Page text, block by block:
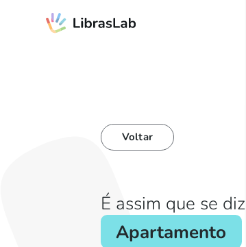
Voltar
É assim que se diz
Apartamento